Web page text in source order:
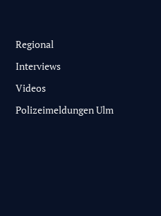
Regional
Interviews
Videos
Polizeimeldungen Ulm